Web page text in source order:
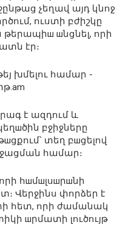
չեղավ այդ կնոջ
ուստի բժիշկը
шնցնել, որի
էր։
է ազդում և
բջիջները
տեղ բшցելով
համար։
հшմшլսшրшնի
Վերջինս փորձեր է
հետ, որի ժամանակ
шրմատի լուծույթ